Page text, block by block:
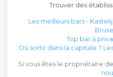
Trouver des
Les meilleurs bars -
Top bar à
Où sortir dans la capitale ?
Si vous êtes le propriétaire